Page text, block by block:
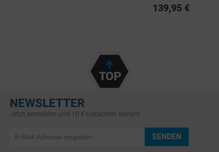
139,95 €
NEWSLETTER
Jetzt anmelden und 10 € Gutschein sichern
SENDEN